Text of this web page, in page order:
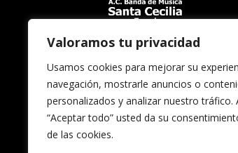
Valoramos tu privacidad
Usamos cookies para mejorar su
navegación, mostrarle anuncios o
personalizados y analizar nuestro tráfico.
“Aceptar todo” usted da su
de las cookies.